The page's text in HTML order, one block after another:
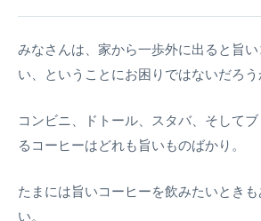
みなさんは、家から一歩外に出ると旨
い、ということにお困りではないだろう
コンビニ、ドトール、スタバ、そして
るコーヒーはどれも旨いものばかり。
たまには旨いコーヒーを飲みたいとき
い。